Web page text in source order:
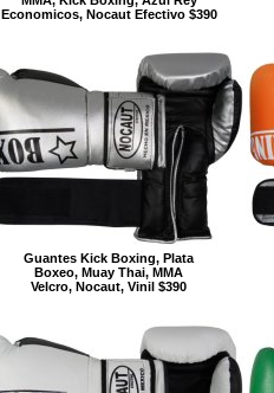
Economicos, Nocaut Efectivo $390
Guantes Kick Boxing, Plata
Boxeo, Muay Thai, MMA
Velcro, Nocaut, Vinil $390